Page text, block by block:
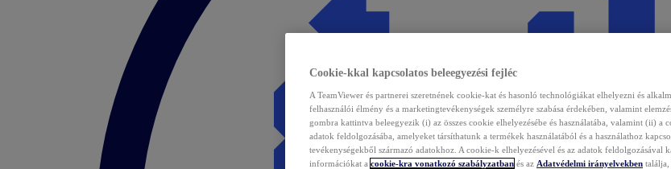
Cookie-kkal kapcsolatos beleegyezési fejléc
A TeamViewer és partnerei szeretnének cookie-kat és hasonló technológiákat elhelyezni és
felhasználói élmény és a marketingtevékenységek személyre szabása érdekében, valamint
gombra kattintva beleegyezik (i) az összes cookie elhelyezésébe és használatába, valamint (ii) a
adatok feldolgozásába, amelyeket társíthatunk a termékek használatából és a használathoz
tevékenységekből származó adatokhoz. A cookie-k elhelyezésével és az adatok feldolgozásával
információkat a cookie-kra vonatkozó szabályzatban és az Adatvédelmi irányelvekben